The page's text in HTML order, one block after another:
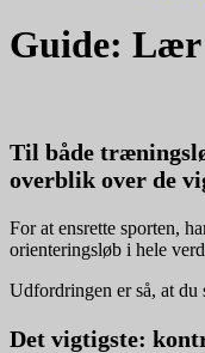
Guide: Lær
Til både
overblik over de
For at ensrette sporten,
orienteringsløb i hele
Udfordringen er så, at du
Det vigtigste: